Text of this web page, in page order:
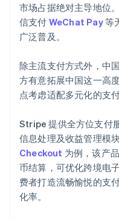
市场占据绝对主导地位
信支付 WeChat Pay等
广泛普及。
除主流支付方式外，中
方有意拓展中国这一高
点考虑适配多元化的支
Stripe 提供全方位支付
信息处理及收益管理模
Checkout 为例，该产
币结算，可优化跨境电
费者打造流畅愉悦的支
化率。